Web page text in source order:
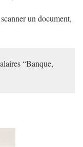
un document,
“Banque,